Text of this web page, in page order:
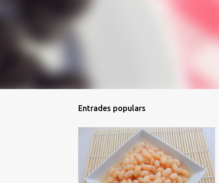
Entrades populars